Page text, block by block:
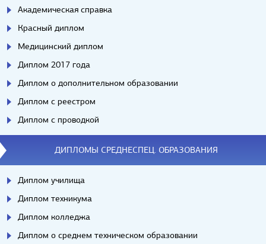
Академическая справка
Красный диплом
Медицинский диплом
Диплом 2017 года
Диплом о дополнительном образовании
Диплом с реестром
Диплом с проводкой
ДИПЛОМЫ СРЕДНЕСПЕЦ. ОБРАЗОВАНИЯ
Диплом училища
Диплом техникума
Диплом колледжа
Диплом о среднем техническом образовании